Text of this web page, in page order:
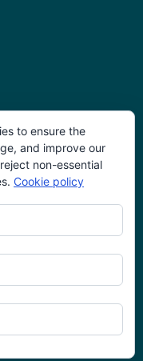
to ensure the
and improve our
non-essential
Cookie policy